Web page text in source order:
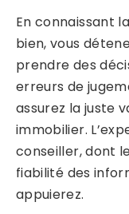
En connaissant
bien, vous
prendre des
erreurs de
assurez la juste
immobilier.
conseiller, dont
fiabilité des
appuierez.